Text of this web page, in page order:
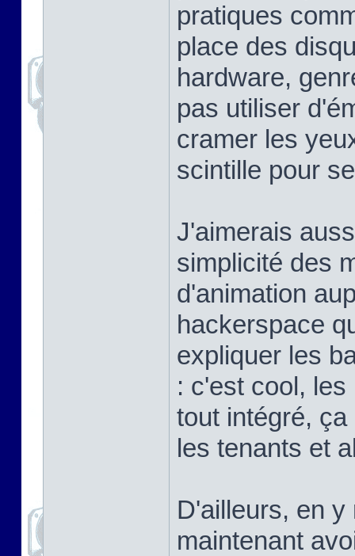
pratiques
place des
hardware,
pas utiliser
cramer les
scintille pour
J'aimerais
simplicité des
d'animation
hackerspace
expliquer les
: c'est cool,
tout intégré,
les tenants et
D'ailleurs, en
maintenant